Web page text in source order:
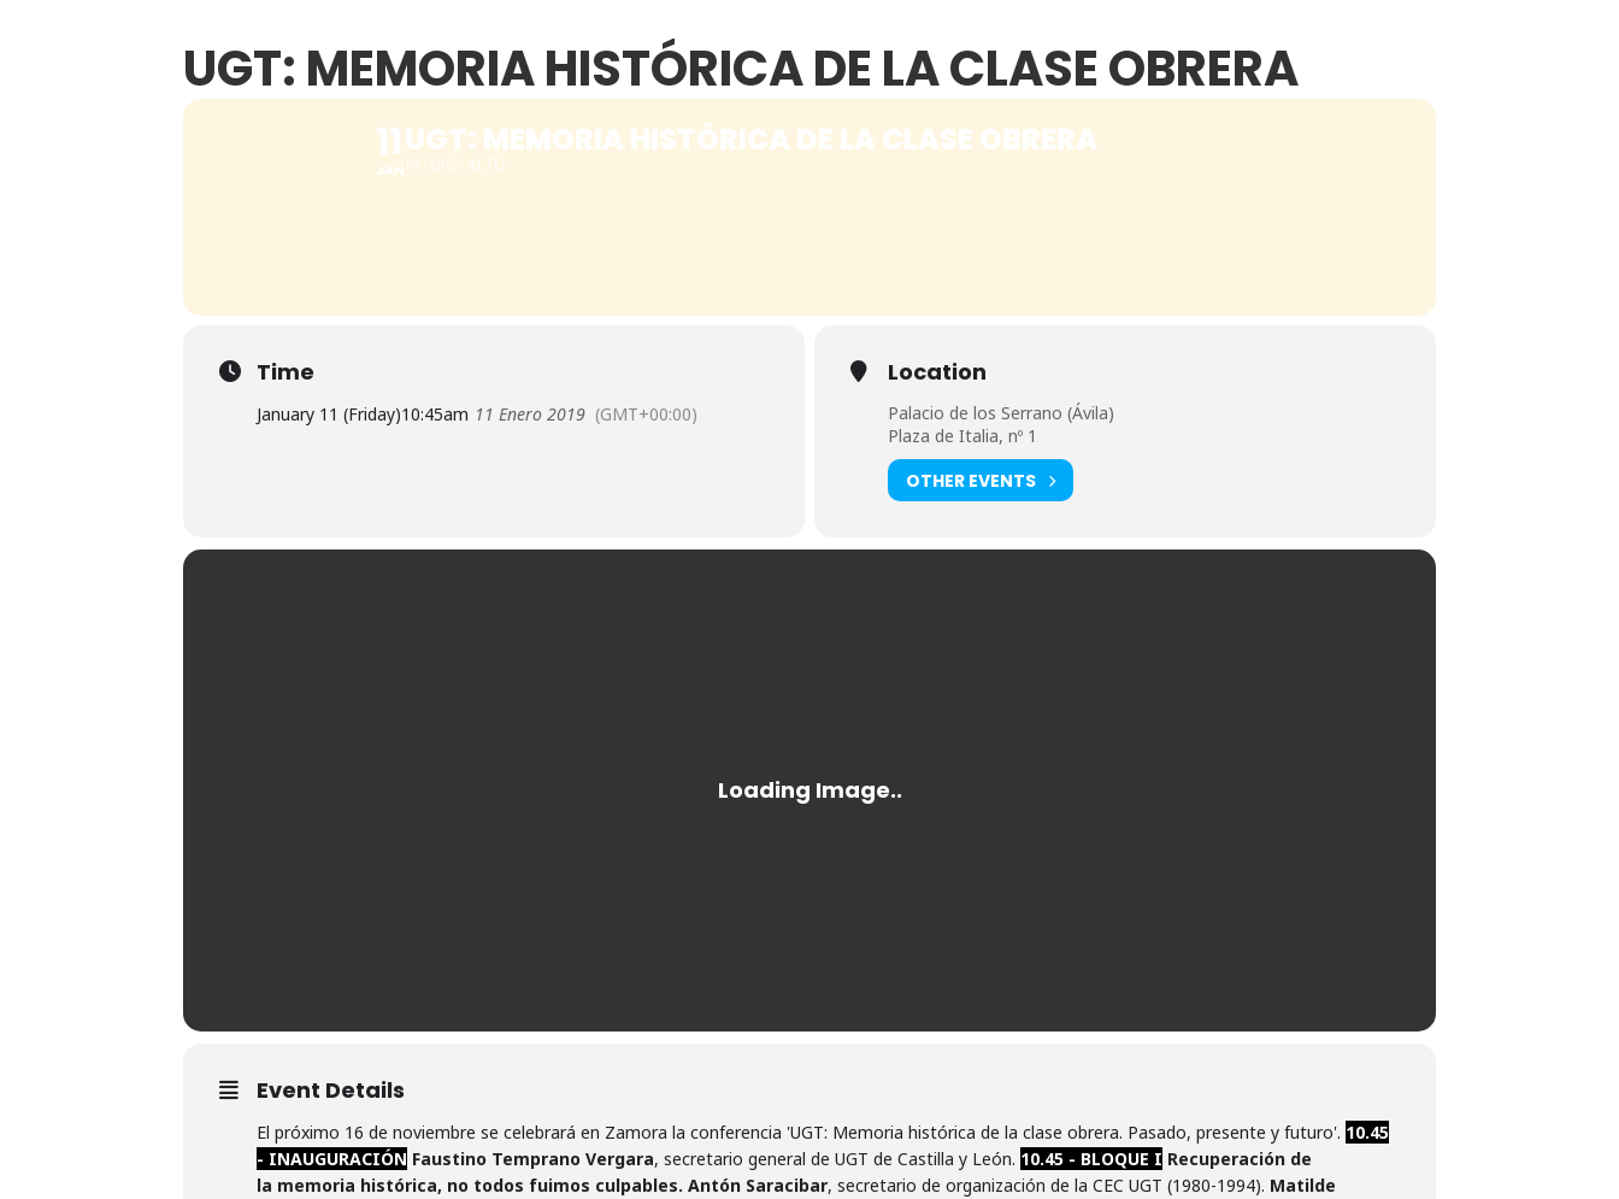
UGT: MEMORIA HISTÓRICA DE LA CLASE OBRERA
11
JAN
UGT: MEMORIA HISTÓRICA DE LA CLASE OBRERA
ALTO
Time
January 11 (Friday)10:45am 11 Enero 2019 (GMT+00:00)
Location
Palacio de los Serrano (Ávila)
Plaza de Italia, nº 1
OTHER EVENTS
Event Details
El próximo 16 de noviembre se celebrará en Zamora la conferencia 'UGT: Memoria histórica de la clase obrera. Pasado, presente y futuro'. 10.45
- INAUGURACIÓN Faustino Temprano Vergara, secretario general de UGT de Castilla y León. 10.45 - BLOQUE I Recuperación de
la memoria histórica, no todos fuimos culpables. Antón Saracibar, secretario de organización de la CEC UGT (1980-1994). Matilde